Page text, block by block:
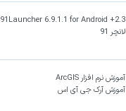
91Launcher 6.9.1.1 for Android +2.3
لانچر 91
آموزش نرم افزار ArcGIS
آموزش آرک جی آی اس